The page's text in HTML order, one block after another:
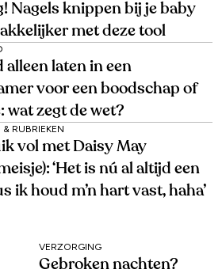
Nagels knippen bij je baby
met deze tool
alleen laten in een
voor een boodschap of
wat zegt de wet?
RUBRIEKEN
vol met Daisy May
‘Het is nú al altijd een
ik houd m’n hart vast, haha’
VERZORGING
Gebroken nachten?